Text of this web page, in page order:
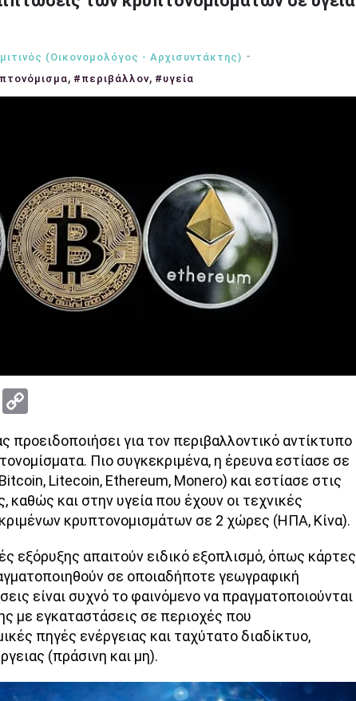
(Οικονομολόγος - Αρχισυντάκτης)
, #περιβάλλον, #υγεία
Email
Link
προειδοποιήσει για τον περιβαλλοντικό αντίκτυπο
Πιο συγκεκριμένα, η έρευνα εστίασε σε
Litecoin, Ethereum, Monero) και εστίασε στις
καθώς και στην υγεία που έχουν οι τεχνικές
κρυπτονομισμάτων σε 2 χώρες (ΗΠΑ, Κίνα).
εξόρυξης απαιτούν ειδικό εξοπλισμό, όπως κάρτες
σε οποιαδήποτε γεωγραφική
είναι συχνό το φαινόμενο να πραγματοποιούνται
με εγκαταστάσεις σε περιοχές που
πηγές ενέργειας και ταχύτατο διαδίκτυο,
(πράσινη και μη).